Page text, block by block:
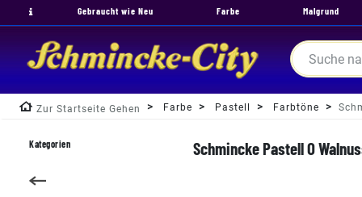
Gebraucht wie Neu Farbe Malgrund
Zur Startseite Gehen Farbe Pastell Farbtöne
Schmincke Pastell O
Kategorien